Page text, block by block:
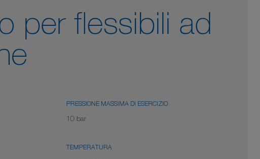
per flessibili ad
PRESSIONE MASSIMA DI ESERCIZIO
10 bar
TEMPERATURA